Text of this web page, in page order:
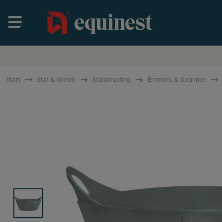
Start Stal & Weide Staluitrusting Emmers & Spannen